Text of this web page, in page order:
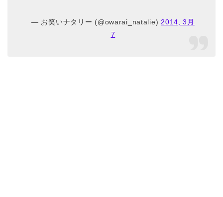
— お笑いナタリー (@owarai_natalie) 2014, 3月
7